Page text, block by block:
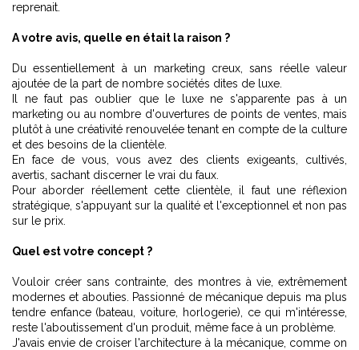
reprenait.
A votre avis, quelle en était la raison ?
Du essentiellement à un marketing creux, sans réelle valeur
ajoutée de la part de nombre sociétés dites de luxe.
Il ne faut pas oublier que le luxe ne s'apparente pas à un
marketing ou au nombre d'ouvertures de points de ventes, mais
plutôt à une créativité renouvelée tenant en compte de la culture
et des besoins de la clientèle.
En face de vous, vous avez des clients exigeants, cultivés,
avertis, sachant discerner le vrai du faux.
Pour aborder réellement cette clientèle, il faut une réflexion
stratégique, s'appuyant sur la qualité et l'exceptionnel et non pas
sur le prix.
Quel est votre concept ?
Vouloir créer sans contrainte, des montres à vie, extrêmement
modernes et abouties. Passionné de mécanique depuis ma plus
tendre enfance (bateau, voiture, horlogerie), ce qui m'intéresse,
reste l'aboutissement d'un produit, même face à un problème.
J'avais envie de croiser l'architecture à la mécanique, comme on